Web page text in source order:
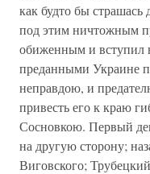
как будто бы
под этим ничтожным
обиженным и вступил
преданными Украине
неправдою, и
привесть его к краю
Сосновкою. Первый
на другую сторону;
Виговского;